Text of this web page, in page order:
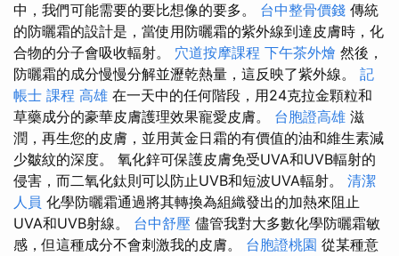
中，我們可能需要的要比想像的要多。 台中整骨價錢 傳統
的防曬霜的設計是，當使用防曬霜的紫外線到達皮膚時，化
合物的分子會吸收輻射。 穴道按摩課程 下午茶外燴 然後，
防曬霜的成分慢慢分解並瀝乾熱量，這反映了紫外線。 記
帳士 課程 高雄 在一天中的任何階段，用24克拉金顆粒和
草藥成分的豪華皮膚護理效果寵愛皮膚。 台胞證高雄 滋
潤，再生您的皮膚，並用黃金日霜的有價值的油和維生素減
少皺紋的深度。 氧化鋅可保護皮膚免受UVA和UVB輻射的
侵害，而二氧化鈦則可以防止UVB和短波UVA輻射。 清潔
人員 化學防曬霜通過將其轉換為組織發出的加熱來阻止
UVA和UVB射線。 台中舒壓 儘管我對大多數化學防曬霜敏
感，但這種成分不會刺激我的皮膚。 台胞證桃園 從某種意